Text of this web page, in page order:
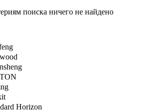
поиска ничего не найдено
Horizon